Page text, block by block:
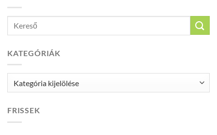
KATEGÓRIÁK
FRISSEK